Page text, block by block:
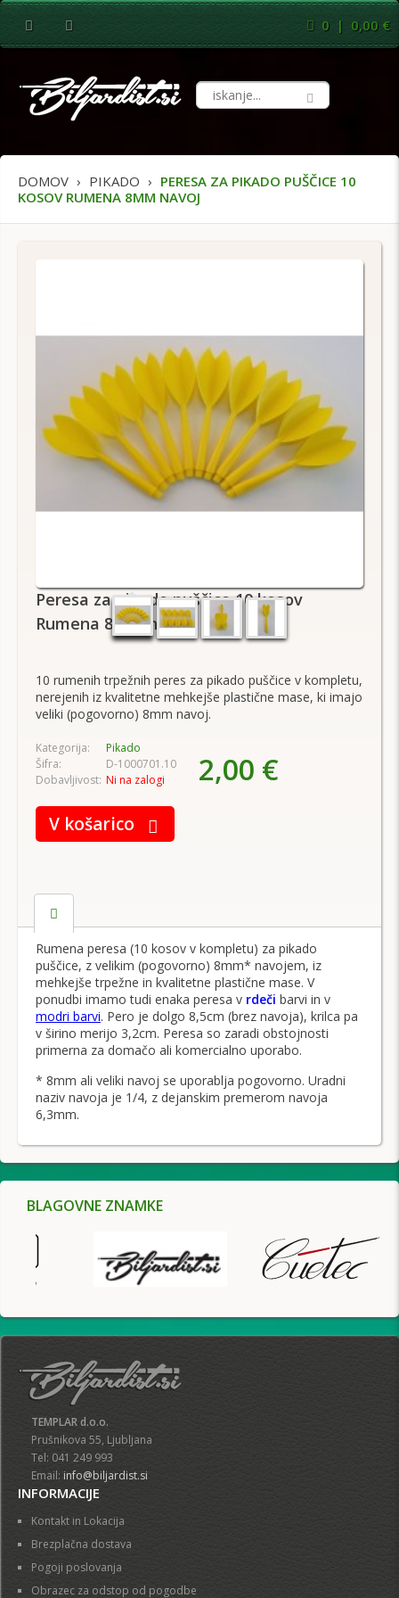
0 | 0,00 €
DOMOV PIKADO
PERESA ZA PIKADO PUŠČICE 10
KOSOV RUMENA 8MM NAVOJ
Peresa za pikado puščice 10 kosov
Rumena 8mm navoj
10 rumenih trpežnih peres za pikado puščice v kompletu,
nerejenih iz kvalitetne mehkejše plastične mase, ki imajo
veliki (pogovorno) 8mm navoj.
Kategorija:
Pikado
Šifra:
D-1000701.10
Dobavljivost: Ni na zalogi 2,00 €
V košarico
Rumena peresa (10 kosov v kompletu) za pikado
puščice, z velikim (pogovorno) 8mm* navojem, iz
mehkejše trpežne in kvalitetne plastične mase. V
ponudbi imamo tudi enaka peresa v rdeči barvi in v
modri barvi. Pero je dolgo 8,5cm (brez navoja), krilca pa
v širino merijo 3,2cm. Peresa so zaradi obstojnosti
primerna za domačo ali komercialno uporabo.
* 8mm ali veliki navoj se uporablja pogovorno. Uradni
naziv navoja je 1/4, z dejanskim premerom navoja
6,3mm.
BLAGOVNE ZNAMKE
TEMPLAR d.o.o.
Prušnikova 55, Ljubljana
Tel: 041 249 993
Email: info@biljardist.si
INFORMACIJE
Kontakt in Lokacija
Brezplačna dostava
Pogoji poslovanja
Obrazec za odstop od pogodbe